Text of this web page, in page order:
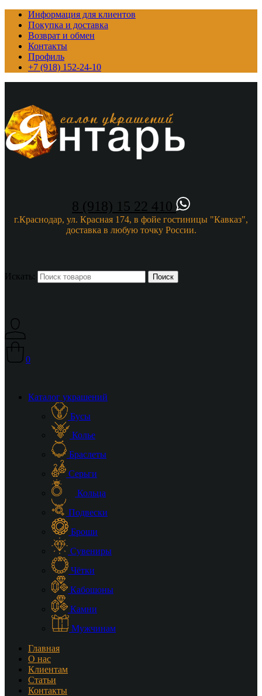
Информация для клиентов
Покупка и доставка
Возврат и обмен
Контакты
Профиль
+7 (918) 152-24-10
8 (918) 15 22 410
г.Краснодар, ул. Красная 174, в фойе гостиницы "Кавказ",
доставка в любую точку России.
Искать:
0
Каталог украшений
Бусы
Колье
Браслеты
Серьги
Кольца
Подвески
Броши
Сувениры
Чётки
Кабошоны
Камни
Мужчинам
Главная
О нас
Клиентам
Статьи
Контакты